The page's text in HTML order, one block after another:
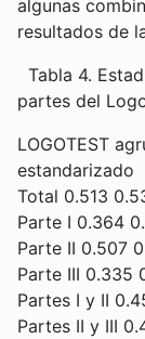
algunas
resultados de
Tabla 4.
partes del
LOGOTEST
estandarizado
Total 0.513
Parte I 0.364
Parte II 0.507
Parte III 0.335
Partes I y II
Partes II y III